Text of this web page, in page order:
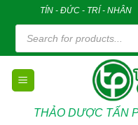
content
TÍN - ĐỨC - TRÍ - NHÂN
Tìm
kiếm
sản
phẩm
THẢO DƯỢC TẤN